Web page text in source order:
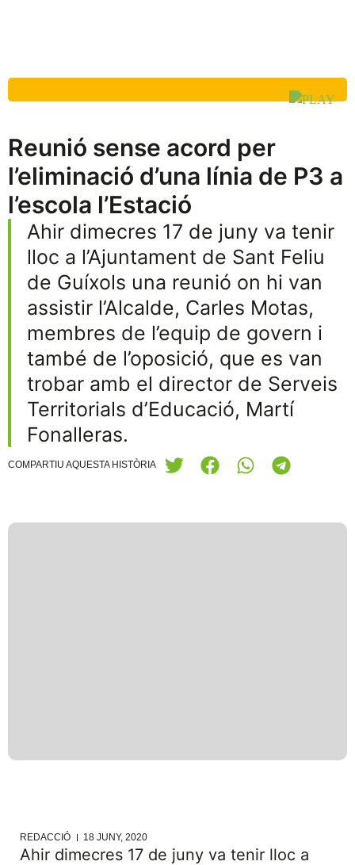
Reunió sense acord per
l’eliminació d’una línia de P3 a
l’escola l’Estació
Ahir dimecres 17 de juny va tenir
lloc a l’Ajuntament de Sant Feliu
de Guíxols una reunió on hi van
assistir l’Alcalde, Carles Motas,
membres de l’equip de govern i
també de l’oposició, que es van
trobar amb el director de Serveis
Territorials d’Educació, Martí
Fonalleras.
COMPARTIU AQUESTA HISTÒRIA
REDACCIÓ 18 JUNY, 2020
Ahir dimecres 17 de juny va tenir lloc a